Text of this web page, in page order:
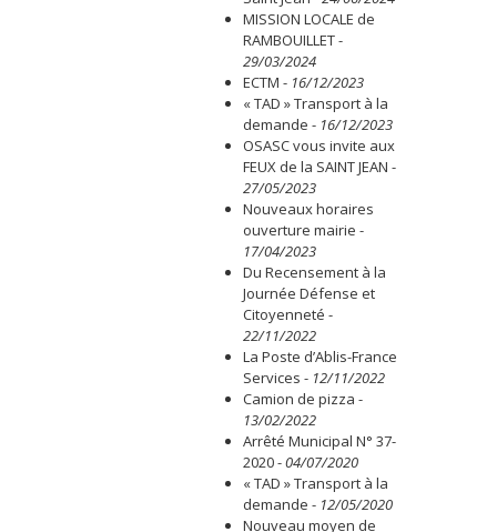
MISSION LOCALE de
RAMBOUILLET-
29/03/2024
ECTM - 16/12/2023
« TAD » Transport à la
demande - 16/12/2023
OSASC vous invite aux
FEUX de la SAINT JEAN -
27/05/2023
Nouveaux horaires
ouverture mairie -
17/04/2023
Du Recensement à la
Journée Défense et
Citoyenneté -
22/11/2022
La Poste d’Ablis-France
Services - 12/11/2022
Camion de pizza -
13/02/2022
Arrêté Municipal N° 37-
2020-04/07/2020
« TAD » Transport à la
demande - 12/05/2020
Nouveau moyen de